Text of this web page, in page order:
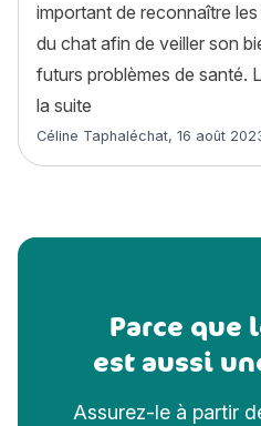
important de reconnaître
du chat afin de veiller son
futurs problèmes de santé.
la suite
Article rédigé par
Céline Taphaléchat, 16 août
Parce que
est aussi
Assurez-le à partir